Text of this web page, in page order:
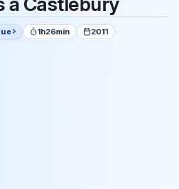
1h26min
2011